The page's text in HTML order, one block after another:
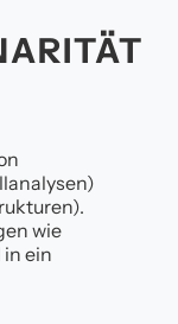
wie
ein